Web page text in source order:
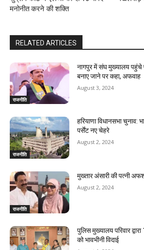
u
R
e
a
d
i
n
g
मनोनीत करने की शक्ति
RELATED ARTICLES
राजनीति
नागपुर में संघ मुख्यालय पहुंचे
बनाए जाने पर कहा, अफवाह
August 3, 2024
राजनीति
हरियाणा विधानसभा चुनाव:
पर्सेंट नए चेहरे
August 2, 2024
राजनीति
मुख्तार अंसारी की पत्नी
August 2, 2024
पुलिस मुख्यालय परिवार
को भावभीनी विदाई